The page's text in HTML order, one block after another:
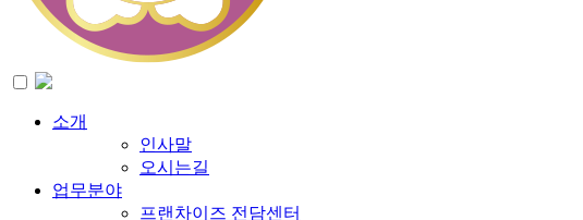
소개
인사말
오시는길
업무분야
프랜차이즈 전담센터